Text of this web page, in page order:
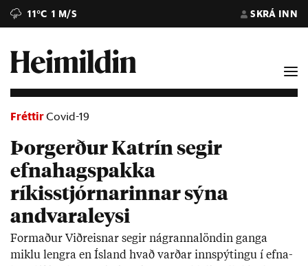
11°C 1 M/S SKRÁ INN
FréttirCovid-19
Þorgerður Katrín segir
efnahagspakka
ríkisstjórnarinnar sýna
andvaraleysi
Formað­ur Við­reisn­ar seg­ir ná­granna­lönd­in ganga
miklu lengra en Ís­land hvað varð­ar inn­spýt­ingu í efna­